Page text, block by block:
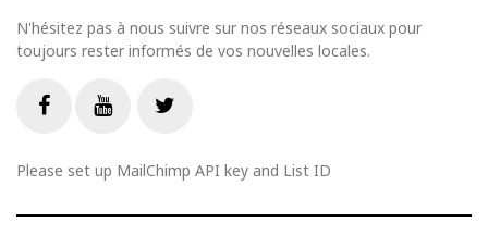
N'hésitez pas à nous suivre sur nos réseaux sociaux pour
toujours rester informés de vos nouvelles locales.
Please set up MailChimp API key and List ID